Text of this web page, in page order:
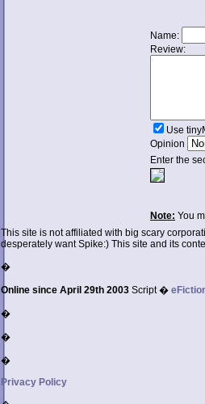
Name:
Review:
Use
Opinion
Enter the
Note: You
This site is not affiliated with big scary
desperately want Spike:) This site and its
�
Online since April 29th 2003 Script �
�
�
�
Privacy Policy